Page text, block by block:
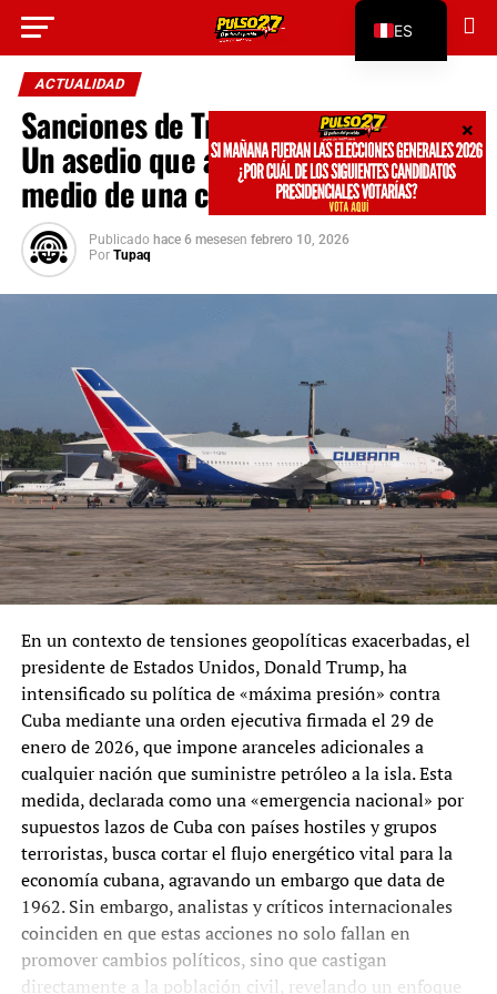
ACTUALIDAD
Sanciones de Trump contra Cuba:
Un asedio que ahoga al pueblo en
medio de una crisis humanitaria
Publicado hace 6 mesesen febrero 10, 2026
Por Tupaq
En un contexto de tensiones geopolíticas exacerbadas, el
presidente de Estados Unidos, Donald Trump, ha
intensificado su política de «máxima presión» contra
Cuba mediante una orden ejecutiva firmada el 29 de
enero de 2026, que impone aranceles adicionales a
cualquier nación que suministre petróleo a la isla. Esta
medida, declarada como una «emergencia nacional» por
supuestos lazos de Cuba con países hostiles y grupos
terroristas, busca cortar el flujo energético vital para la
economía cubana, agravando un embargo que data de
1962. Sin embargo, analistas y críticos internacionales
coinciden en que estas acciones no solo fallan en
promover cambios políticos, sino que castigan
directamente a la población civil, revelando un enfoque
Go to mobile version
ES
EN